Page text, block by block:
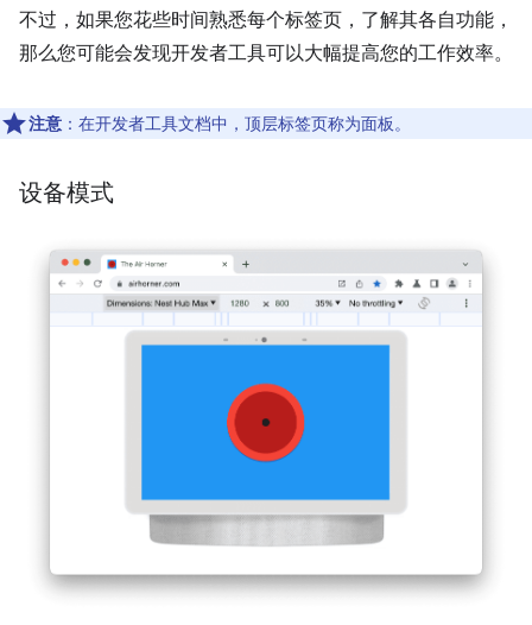
不过，如果您花些时间熟悉每个标签页，了解其各自功能，
那么您可能会发现开发者工具可以大幅提高您的工作效率。
注意 ：在开发者工具文档中，顶层标签页称为面板。
设备模式